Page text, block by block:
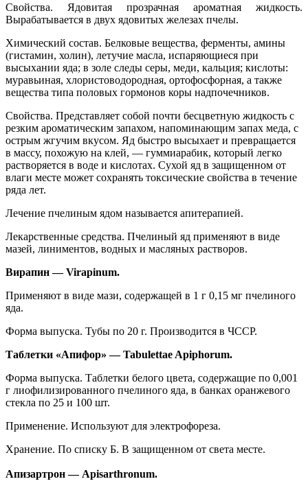
Свойства. Ядовитая прозрачная ароматная жидкость.
Вырабатывается в двух ядовитых железах пчелы.
Химический состав. Белковые вещества, ферменты, амины
(гистамин, холин), летучие масла, испаряющиеся при
высыхании яда; в золе следы серы, меди, кальция; кислоты:
муравьиная, хлористоводородная, ортофосфорная, а также
вещества типа половых гормонов коры надпочечников.
Свойства. Представляет собой почти бесцветную жидкость с
резким ароматическим запахом, напоминающим запах меда, с
острым жгучим вкусом. Яд быстро высыхает и превращается
в массу, похожую на клей, — гуммиарабик, который легко
растворяется в воде и кислотах. Сухой яд в защищенном от
влаги месте может сохранять токсические свойства в течение
ряда лет.
Лечение пчелиным ядом называется апитерапией.
Лекарственные средства. Пчелиный яд применяют в виде
мазей, линиментов, водных и масляных растворов.
Вирапин — Virapinum.
Применяют в виде мази, содержащей в 1 г 0,15 мг пчелиного
яда.
Форма выпуска. Тубы по 20 г. Производится в ЧССР.
Таблетки «Апифор» — Tabulettae Apiphorum.
Форма выпуска. Таблетки белого цвета, содержащие по 0,001
г лиофилизированного пчелиного яда, в банках оранжевого
стекла по 25 и 100 шт.
Применение. Используют для электрофореза.
Хранение. По списку Б. В защищенном от света месте.
Апизартрон — Apisarthronum.